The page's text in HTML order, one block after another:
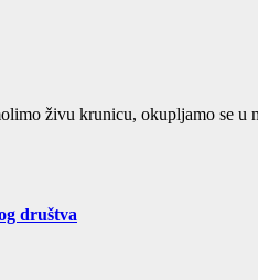
živu krunicu, okupljamo se
društva